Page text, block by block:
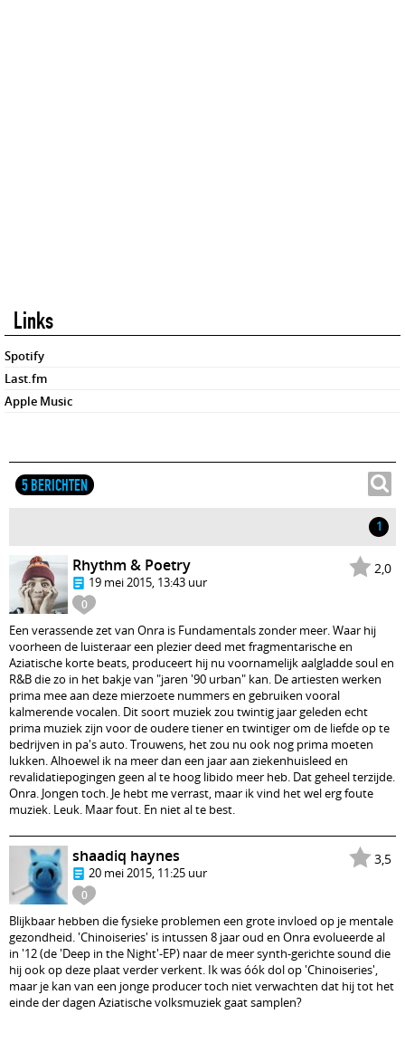
Links
Spotify
Last.fm
Apple Music
5 BERICHTEN
1
2,0
0
Rhythm & Poetry
19 mei 2015, 13:43 uur
Een verassende zet van Onra is Fundamentals zonder meer. Waar hij
voorheen de luisteraar een plezier deed met fragmentarische en
Aziatische korte beats, produceert hij nu voornamelijk aalgladde soul en
R&B die zo in het bakje van "jaren '90 urban" kan. De artiesten werken
prima mee aan deze mierzoete nummers en gebruiken vooral
kalmerende vocalen. Dit soort muziek zou twintig jaar geleden echt
prima muziek zijn voor de oudere tiener en twintiger om de liefde op te
bedrijven in pa's auto. Trouwens, het zou nu ook nog prima moeten
lukken. Alhoewel ik na meer dan een jaar aan ziekenhuisleed en
revalidatiepogingen geen al te hoog libido meer heb. Dat geheel terzijde.
Onra. Jongen toch. Je hebt me verrast, maar ik vind het wel erg foute
muziek. Leuk. Maar fout. En niet al te best.
3,5
0
shaadiq haynes
20 mei 2015, 11:25 uur
Blijkbaar hebben die fysieke problemen een grote invloed op je mentale
gezondheid. 'Chinoiseries' is intussen 8 jaar oud en Onra evolueerde al
in '12 (de 'Deep in the Night'-EP) naar de meer synth-gerichte sound die
hij ook op deze plaat verder verkent. Ik was óók dol op 'Chinoiseries',
maar je kan van een jonge producer toch niet verwachten dat hij tot het
einde der dagen Aziatische volksmuziek gaat samplen?